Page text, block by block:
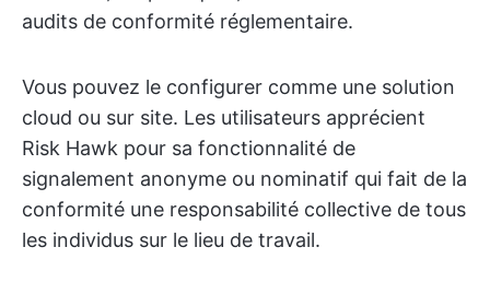
audits de conformité réglementaire.
Vous pouvez le configurer comme une solution
cloud ou sur site. Les utilisateurs apprécient
Risk Hawk pour sa fonctionnalité de
signalement anonyme ou nominatif qui fait de la
conformité une responsabilité collective de tous
les individus sur le lieu de travail.